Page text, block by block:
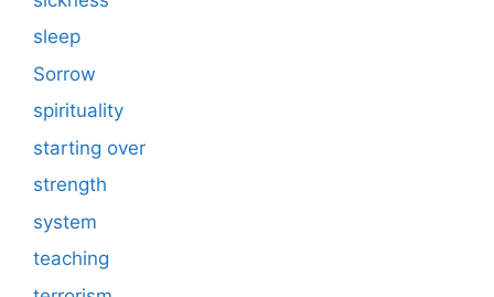
sleep
Sorrow
spirituality
starting over
strength
system
teaching